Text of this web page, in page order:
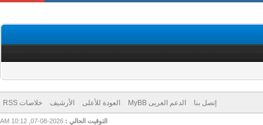
إتصل بنا الدعم العربى MyBB العودة للأعلى الأرشيف خلاصات RSS
التوقيت الحالي :2026-08-07, 10:12 AM